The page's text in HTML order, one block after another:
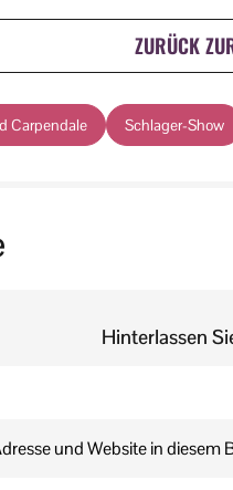
ZURÜCK
Carpendale Schlager-Show
Hinterlassen
und Website in